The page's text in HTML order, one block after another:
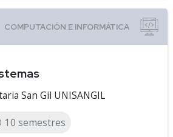
San Gil UNISANGIL
10 semestres